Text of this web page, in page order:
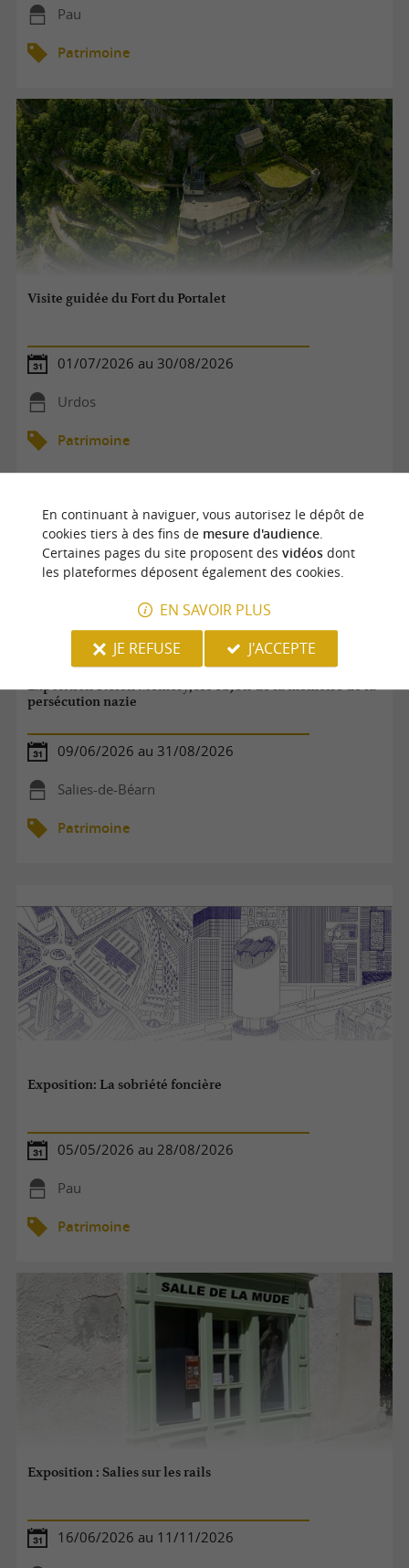
Pau
Patrimoine
Visite guidée du Fort du Portalet
01/07/2026 au 30/08/2026
Urdos
Patrimoine
Exposition Stolen Memory, les objets de la mémoire de la
persécution nazie
09/06/2026 au 31/08/2026
Salies-de-Béarn
Patrimoine
Exposition: La sobriété foncière
05/05/2026 au 28/08/2026
Pau
Patrimoine
Exposition : Salies sur les rails
16/06/2026 au 11/11/2026
En continuant à naviguer, vous autorisez le dépôt de
cookies tiers à des fins de mesure d'audience.
Certaines pages du site proposent des vidéosdont
les plateformes déposent également des cookies.
EN SAVOIR PLUS
JE REFUSE
J'ACCEPTE